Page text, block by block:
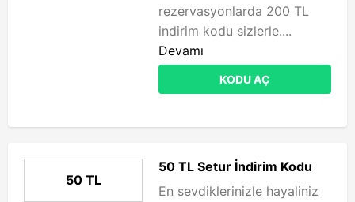
rezervasyonlarda 200 TL
indirim kodu sizlerle....
Devamı
KODU AÇ
50 TL
50 TL Setur İndirim Kodu
En sevdiklerinizle hayaliniz